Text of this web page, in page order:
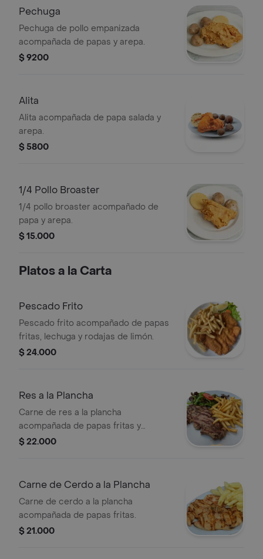
Pechuga
Pechuga de pollo empanizada
acompañada de papas y arepa.
$ 9200
Alita
Alita acompañada de papa salada y
arepa.
$ 5800
1/4 Pollo Broaster
1/4 pollo broaster acompañado de
papa y arepa.
$ 15.000
Platos a la Carta
Pescado Frito
Pescado frito acompañado de papas
fritas, lechuga y rodajas de limón.
$ 24.000
Res a la Plancha
Carne de res a la plancha
acompañada de papas fritas y
ensalada fresca.
$ 22.000
Carne de Cerdo a la Plancha
Carne de cerdo a la plancha
acompañada de papas fritas.
$ 21.000